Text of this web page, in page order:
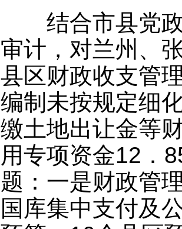
结合市县党政
审计，对兰州、
县区财政收支管
编制未按规定细
缴土地出让金等
用专项资金12．
题：一是财政管
国库集中支付及